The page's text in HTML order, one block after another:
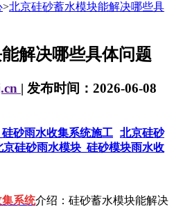
>北京硅砂蓄水模块能解决哪些具
解决哪些具体问题
| 发布时间：2026-06-08
砂雨水收集系统施工 北京硅砂
京硅砂雨水模块_硅砂模块雨水收
系统介绍：硅砂蓄水模块能解决